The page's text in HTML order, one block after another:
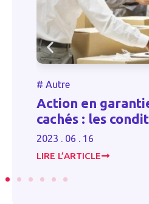
en garantie des
: les conditions à
. 06 . 16
L’ARTICLE